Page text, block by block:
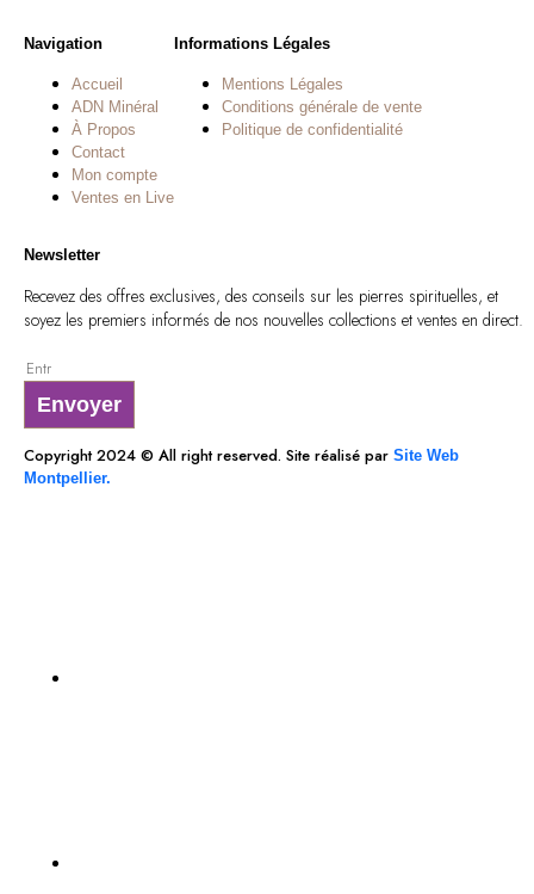
Navigation
Accueil
ADN Minéral
À Propos
Contact
Mon compte
Ventes en Live
Informations Légales
Mentions Légales
Conditions générale de vente
Politique de confidentialité
Newsletter
Recevez des offres exclusives, des conseils sur les pierres spirituelles, et
soyez les premiers informés de nos nouvelles collections et ventes en direct.
Envoyer
Copyright 2024 © All right reserved. Site réalisé par Site Web
Montpellier.